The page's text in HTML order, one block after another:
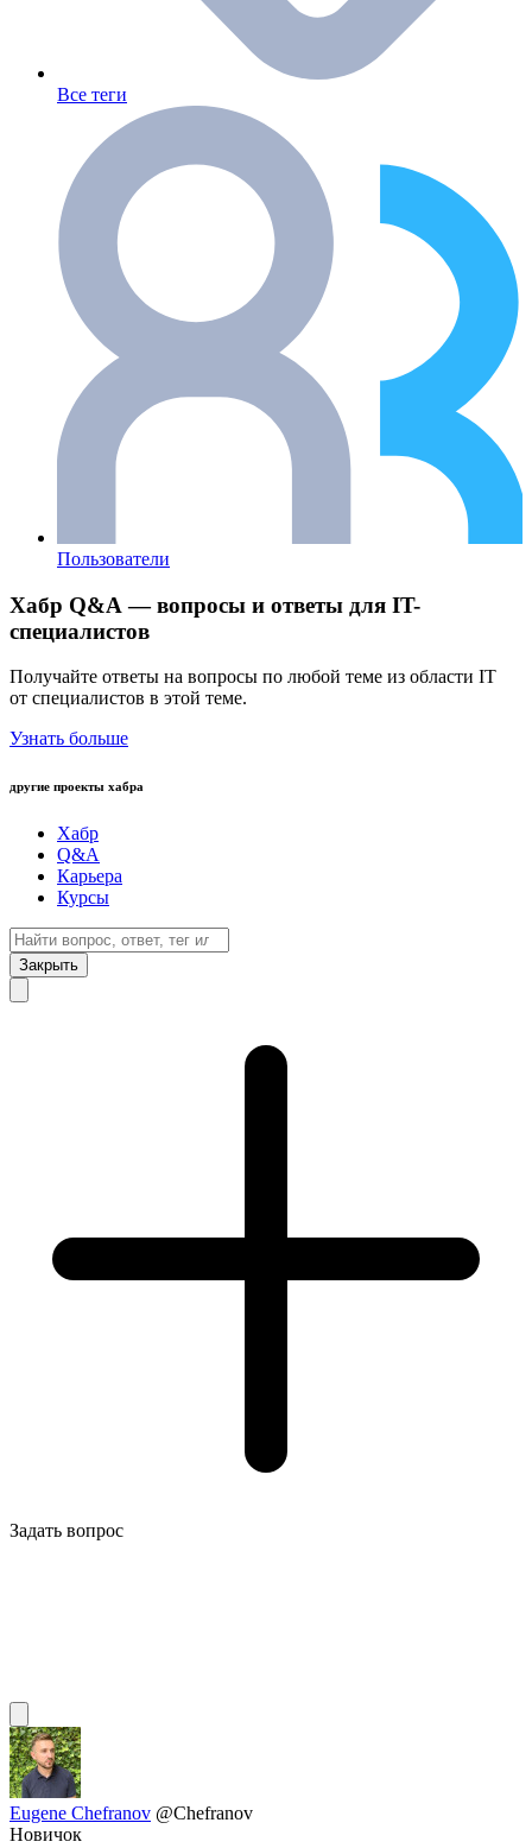
Все теги
Пользователи
Хабр Q&A — вопросы и ответы для IT-
специалистов
Получайте ответы на вопросы по любой теме из области IT
от специалистов в этой теме.
Узнать больше
другие проекты хабра
Хабр
Q&A
Карьера
Курсы
Закрыть
Задать вопрос
Eugene Chefranov @Chefranov
Новичок